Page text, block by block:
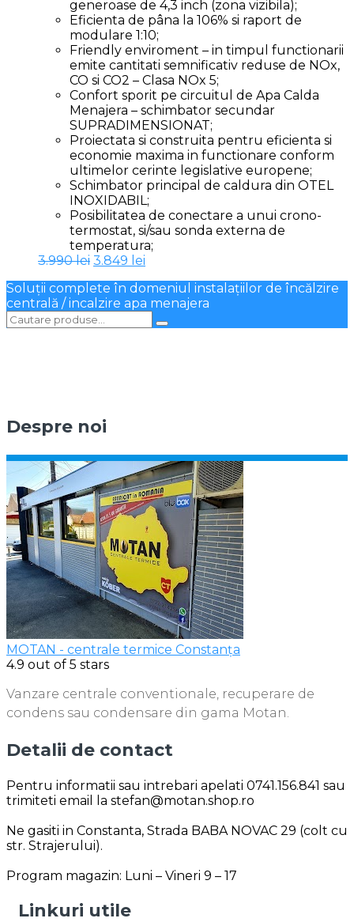
generoase de 4,3 inch (zona vizibila);
Eficienta de pâna la 106% si raport de
modulare 1:10;
Friendly enviroment – in timpul functionarii
emite cantitati semnificativ reduse de NOx,
CO si CO2 – Clasa NOx 5;
Confort sporit pe circuitul de Apa Calda
Menajera – schimbator secundar
SUPRADIMENSIONAT;
Proiectata si construita pentru eficienta si
economie maxima in functionare conform
ultimelor cerinte legislative europene;
Schimbator principal de caldura din OTEL
INOXIDABIL;
Posibilitatea de conectare a unui crono-
termostat, si/sau sonda externa de
temperatura;
3.990lei Prețul
a
fost:
3.990 lei.
3.849 lei
este:
3.849 lei.
Soluții complete în domeniul instalațiilor de încălzire
centrală / incalzire apa menajera
Despre noi
MOTAN - centrale termice Constanța
4.9 out of 5 stars
Vanzare centrale conventionale, recuperare de
condens sau condensare din gama Motan.
Detalii de contact
Pentru informatii sau intrebari apelati 0741.156.841 sau
trimiteti email la stefan@motan.shop.ro
Ne gasiti in Constanta, Strada BABA NOVAC 29 (colt cu
str. Strajerului).
Program magazin: Luni – Vineri 9 – 17
Linkuri utile